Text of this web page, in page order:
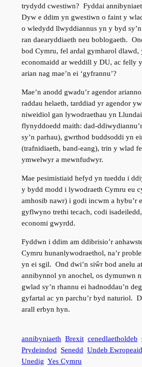
trydydd cwestiwn? Fyddai
Dyw e ddim yn gwestiwn o faint y
o wledydd llwyddiannus yn y byd
ran daearyddiaeth neu boblogaeth.
bod Cymru, fel ardal gymharol
economaidd ar weddill y DU, ac felly
arian nag mae’n ei ‘gyfrannu’?
Mae’n anodd gwadu’r agendor
raddau helaeth, tarddiad yr agendor
niweidiol gan lywodraethau yn
flynyddoedd maith: dad-
sy’n parhau), gwrthod buddsoddi yn
(trafnidiaeth, band-eang), trin y wlad
ymwelwyr a mewnfudwyr.
Mae pesimistiaid hefyd yn tueddu i
y bydd modd i lywodraeth Cymru eu
amhosib nawr) i godi incwm a hybu’r
gyflwyno trethi tecach, codi
economi gwyrdd.
Fyddwn i ddim am ddibrisio’r
Cymru hunanlywodraethol, na’r
yn ei sgil. Ond dwi’n siŵr bod anelu
annibynnol yn anochel, os dymunwn
gwlad sy’n rhannu ei hadnoddau’n
gyfartal ac yn parchu’r byd naturiol.
arall erbyn hyn.
annibyniaeth Brexit cenedlaetholdeb
Prydeindod Senedd Undeb
Unedig Yes Cymru